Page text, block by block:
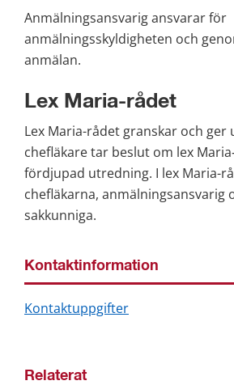
Anmälningsansvarig ansvarar för
anmälningsskyldigheten och
anmälan.
Lex Maria-rådet
Lex Maria-rådet granskar och ger
chefläkare tar beslut om lex
fördjupad utredning. I lex Maria-
chefläkarna, anmälningsansvarig
sakkunniga.
Kontaktinformation
Kontaktuppgifter
Relaterat